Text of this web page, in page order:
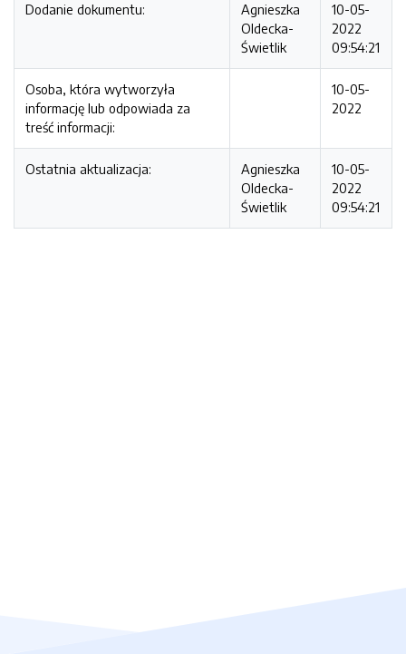
Dodanie dokumentu:
Agnieszka
Oldecka-
Świetlik
10-05-
2022
09:54:21
Osoba, która wytworzyła
informację lub odpowiada za
treść informacji:
10-05-
2022
Ostatnia aktualizacja:
Agnieszka
Oldecka-
Świetlik
10-05-
2022
09:54:21